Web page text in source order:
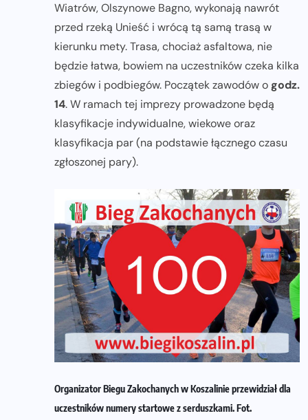
Wiatrów, Olszynowe Bagno, wykonają nawrót
przed rzeką Unieść i wrócą tą samą trasą w
kierunku mety. Trasa, chociaż asfaltowa, nie
będzie łatwa, bowiem na uczestników czeka kilka
zbiegów i podbiegów. Początek zawodów ogodz.
14. W ramach tej imprezy prowadzone będą
klasyfikacje indywidualne, wiekowe oraz
klasyfikacja par (na podstawie łącznego czasu
zgłoszonej pary).
Organizator Biegu Zakochanych w Koszalinie przewidział dla
uczestników numery startowe z serduszkami. Fot.